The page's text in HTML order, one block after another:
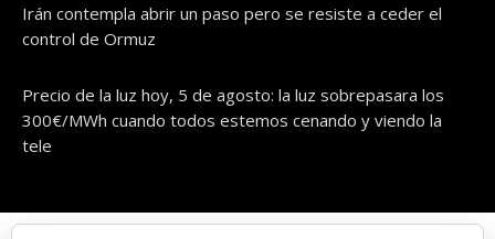
Irán contempla abrir un paso pero se resiste a ceder el
control de Ormuz
Precio de la luz hoy, 5 de agosto: la luz sobrepasara los
300€/MWh cuando todos estemos cenando y viendo la
tele